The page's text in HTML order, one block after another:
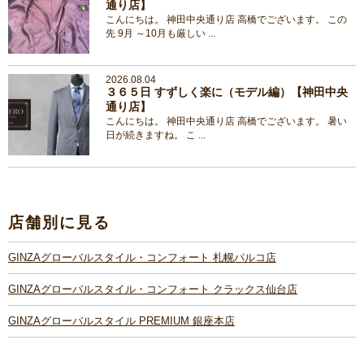
通り店】
こんにちは。 神田中央通り店 高橋でございます。 この
先 9月 ～10月も厳しい ...
2026.08.04
３６５日 すずしく楽に（モデル編）【神田中央
通り店】
こんにちは。 神田中央通り店 高橋でございます。 暑い
日が続きますね。 こ ...
店舗別に見る
GINZAグローバルスタイル・コンフォート 札幌パルコ店
GINZAグローバルスタイル・コンフォート クラックス仙台店
GINZAグローバルスタイル PREMIUM 銀座本店